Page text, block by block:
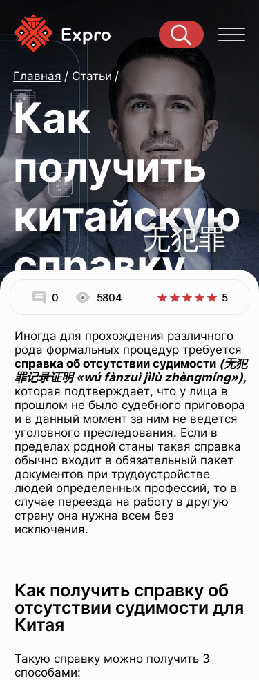
无犯罪
Главная Статьи
Как
получить
китайскую
справку
об
отсутствии
судимости
0 5804 5
Иногда для прохождения различного
рода формальных процедур требуется
справка об отсутствии судимости (无犯
罪记录证明 «wú fànzuì jìlù zhèngmíng»),
которая подтверждает, что у лица в
прошлом не было судебного приговора
и в данный момент за ним не ведется
уголовного преследования. Если в
пределах родной станы такая справка
обычно входит в обязательный пакет
документов при трудоустройстве
людей определенных профессий, то в
случае переезда на работу в другую
страну она нужна всем без
исключения.
Как получить справку об
отсутствии судимости для
Китая
Такую справку можно получить 3
способами: